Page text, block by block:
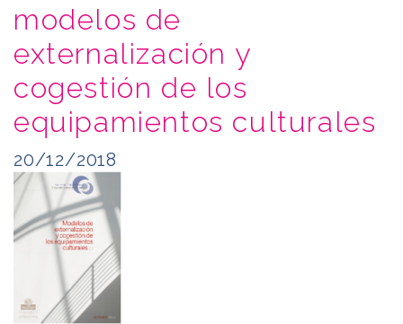
modelos de
externalización y
cogestión de los
equipamientos culturales
20/12/2018